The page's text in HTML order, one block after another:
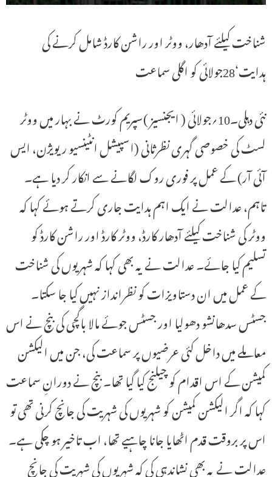
شناخت کیلئے آدھار، ووٹر اور راشن کارڈ شامل کرنے کی
ہدایت‘28جولائی کو اگلی سماعت
نئی دہلی۔10؍جولائی ( ایجنسیز )سپریم کورٹ نے بہار میں ووٹر
لسٹ کی خصوصی گہری نظرثانی (اسپیشل انٹینسیو ریویژن، ایس
آئی آر) کے عمل پر فوری روک لگانے سے انکار کر دیا ہے۔
تاہم، عدالت نے ایک اہم ہدایت جاری کرتے ہوئے کہا کہ
ووٹر کی شناخت کیلئے آدھار کارڈ، ووٹر کارڈ اور راشن کارڈ کو
تسلیم کیا جائے۔ عدالت نے یہ بھی کہا کہ شہریوں کی شناخت
کے عمل میں ان دستاویزات کو نظرانداز نہیں کیا جا سکتا۔
جسٹس سدھانشو دھولیا اور جسٹس جوئے مالا باگچی کی بنچ نے اس
معاملے میں داخل کئی عرضیوں پر سماعت کی، جن میں الیکشن
کمیشن کے اس اقدام کو چیلنج کیا گیا تھا۔ بنچ نے دورانِ سماعت
کہا کہ اگر الیکشن کمیشن کو شہریوں کی شہریت کی جانچ کرنی تھی تو
اس پر بروقت قدم اٹھایا جانا چاہیے تھا، اب تاخیر ہو چکی ہے۔
عدالت نے یہ بھی نشاندہی کی کہ شہریوں کی شہریت کی جانچ